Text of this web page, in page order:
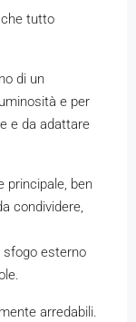
tutto
di un
e per
e da adattare
principale, ben
condividere,
sfogo esterno
arredabili.